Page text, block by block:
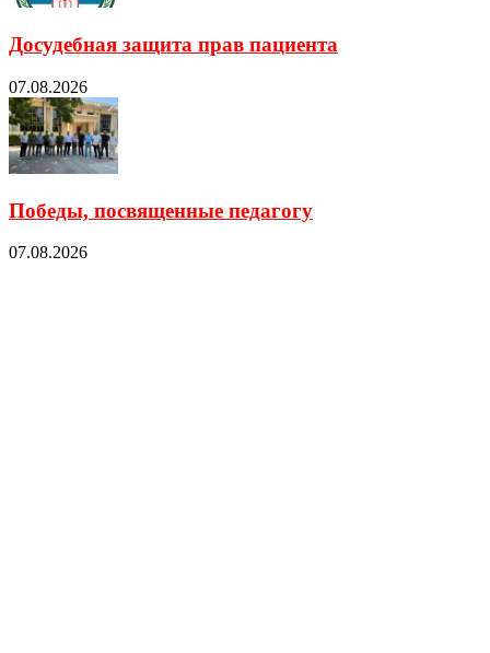
Досудебная защита прав пациента
07.08.2026
Победы, посвященные педагогу
07.08.2026